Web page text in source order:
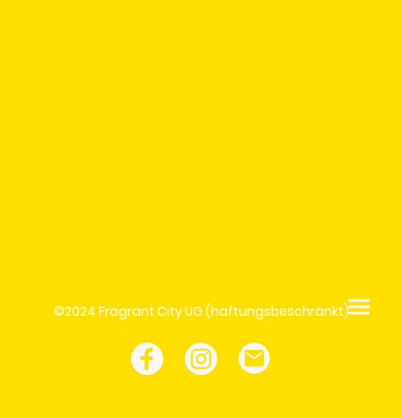
©2024 Fragrant City UG (haftungsbeschränkt)